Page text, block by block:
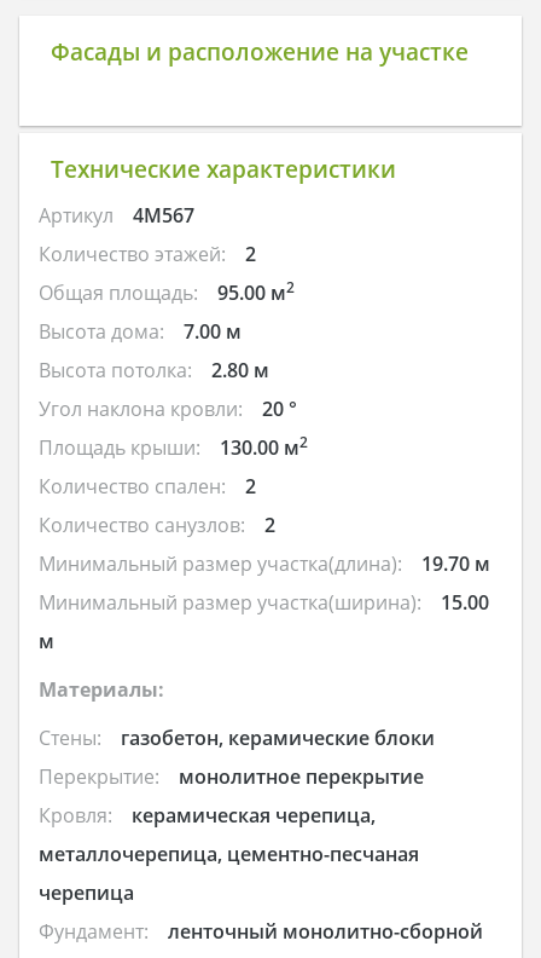
Фасады и расположение на участке
Технические характеристики
Артикул
4M567
Количество этажей:
2
Общая площадь:
95.00 м2
Высота дома:
7.00 м
Высота потолка:
2.80 м
Угол наклона кровли:
20 °
Площадь крыши:
130.00 м2
Количество спален:
2
Количество санузлов:
2
Минимальный размер участка(длина):
19.70 м
Минимальный размер участка(ширина):
15.00
м
Материалы:
Стены:
газобетон, керамические блоки
Перекрытие:
монолитное перекрытие
Кровля:
керамическая черепица,
металлочерепица, цементно-песчаная
черепица
Фундамент:
ленточный монолитно-сборной